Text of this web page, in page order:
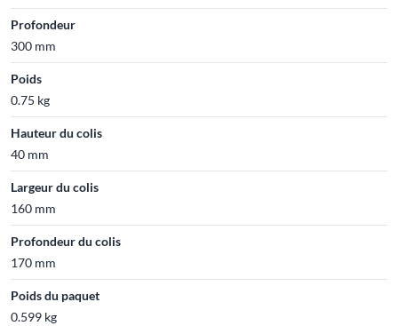
Profondeur
300 mm
Poids
0.75 kg
Hauteur du colis
40 mm
Largeur du colis
160 mm
Profondeur du colis
170 mm
Poids du paquet
0.599 kg